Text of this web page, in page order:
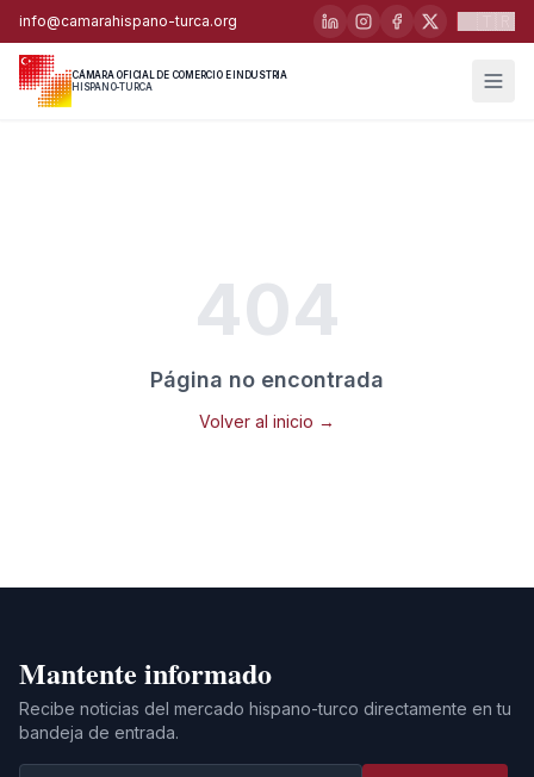
info@camarahispano-turca.org
CÁMARA OFICIAL DE COMERCIO E INDUSTRIA
HISPANO-TURCA
404
Página no encontrada
Volver al inicio →
Mantente informado
Recibe noticias del mercado hispano-turco directamente en tu
bandeja de entrada.